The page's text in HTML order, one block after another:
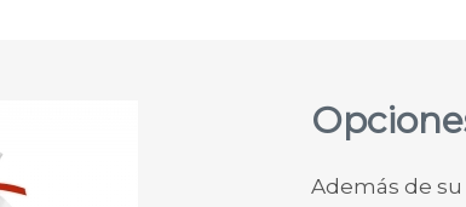
Además de